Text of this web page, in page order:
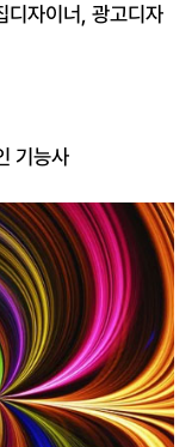
디자이너, 광고디자
기능사